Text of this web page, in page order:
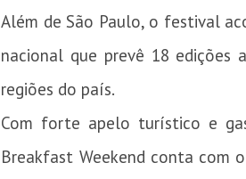
Além de São Paulo, o festival
nacional que prevê 18 edições
regiões do país.
Com forte apelo turístico e
Breakfast Weekend conta com